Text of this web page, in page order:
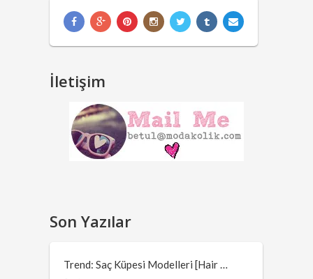
İletişim
Son Yazılar
Trend: Saç Küpesi Modelleri [Hair …